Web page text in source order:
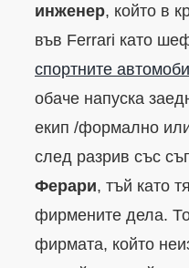
инженер, който в
във Ferrari като
спортните
обаче напуска
екип /формално
след разрив със
Ферари, тъй като
фирмените дела.
фирмата, който